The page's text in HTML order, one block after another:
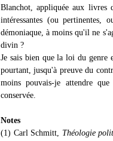
Blanchot, appliquée aux livres
intéressantes (ou pertinentes,
démoniaque, à moins qu'il ne
divin ?
Je sais bien que la loi du
pourtant, jusqu'à preuve du
moins pouvais-je attendre
conservée.
Notes
(1) Carl Schmitt, Théologie